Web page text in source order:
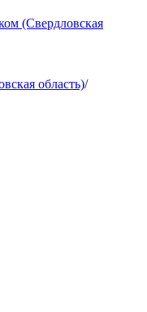
(Свердловская
область)/